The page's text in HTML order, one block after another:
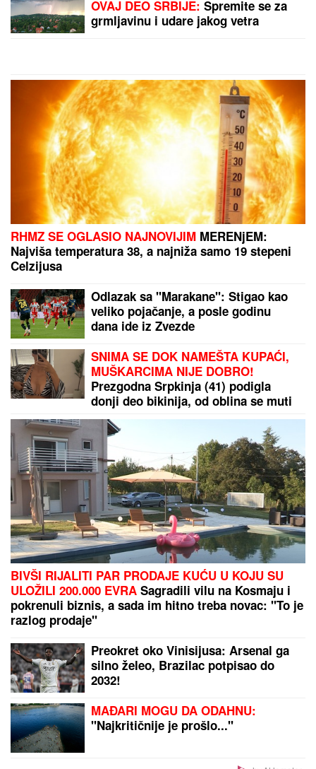
apartman u Grčkoj, a kad su videli
kupatilo, shvatili su šta su zapravo
rezervisali
RADOSAV PETROVIĆ OTVORIO DUŠU:
Slaviša Jokanović poručio, pa opsovao...
TEHERAN POSLAO JEZIVU PORUKU:„Zmajev dah”
tek čeka naređenje
"Mnogi su otišili nezadovoljni..." Koprivica potkačio
Partizan
PREPORUKA ZA VAS